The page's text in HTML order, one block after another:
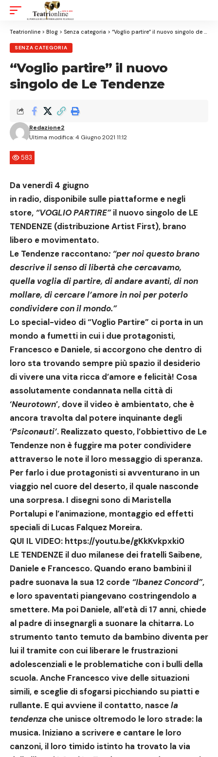
Resizer
Teatrionline > Blog > Senza categoria > “Voglio partire” il nuovo singolo de Le Tendenze
SENZA CATEGORIA
“Voglio partire” il nuovo
singolo de Le Tendenze
Ultima modifica: 4 Giugno 2021 11:12
Redazione2
583
Da venerdì 4 giugno
in radio, disponibile sulle piattaforme e negli
store, “VOGLIO PARTIRE”il nuovo singolo de LE
TENDENZE (distribuzione Artist First), brano
libero e movimentato.
Le Tendenze raccontano: “per noi questo brano
descriveil senso di libertà che cercavamo,
quella voglia di partire, di andare avanti, di non
mollare, di cercare l’amore in noi per poterlo
condividere con il mondo.”
Lo special-video di “Voglio Partire” ci porta in un
mondo a fumetti in cui i due protagonisti,
Francesco e Daniele, si accorgono che dentro di
loro sta trovando sempre più spazio il desiderio
di vivere una vita ricca d’amore e felicità! Cosa
assolutamente condannata nella città di
‘Neurotown’, dove il video è ambientato, che è
ancora travolta dal potere inquinante degli
‘Psiconauti’. Realizzato questo, l’obbiettivo de Le
Tendenze non è fuggire ma poter condividere
attraverso le note il loro messaggio di speranza.
Per farlo i due protagonisti si avventurano in un
viaggio nel cuore del deserto, il quale nasconde
una sorpresa. I disegni sono di Maristella
Portalupi e l’animazione, montaggio ed effetti
speciali di Lucas Falquez Moreira.
QUI IL VIDEO: https://youtu.be/gKkKvkpxki0
LE TENDENZE il duo milanese deifratelli Saibene,
Daniele e Francesco. Quando erano bambini il
padre suonava la sua 12 corde “Ibanez Concord”,
e loro spaventati piangevano costringendolo a
smettere. Ma poi Daniele, all’età di 17 anni, chiede
al padre di insegnargli a suonare la chitarra. Lo
strumento tanto temuto da bambino diventa per
lui il tramite con cui liberare le frustrazioni
adolescenziali e le problematiche con i bulli della
scuola. Anche Francesco vive delle situazioni
simili, e sceglie di sfogarsi picchiando su piatti e
rullante. E qui avviene il contatto, nascela
tendenza che unisce oltremodo le loro strade: la
musica. Iniziano a scrivere e cantare le loro
canzoni, il loro timido istinto ha trovato la via